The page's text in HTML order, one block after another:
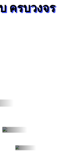
ครบวงจร